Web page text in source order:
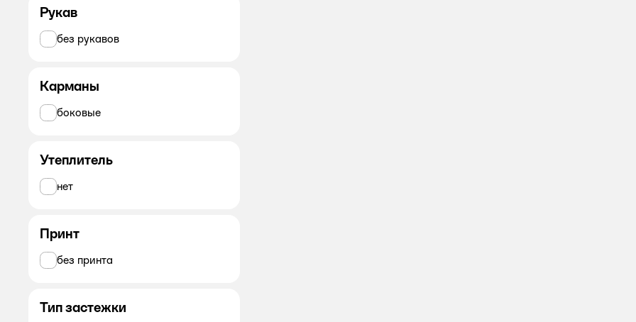
Рукав
без рукавов
Карманы
боковые
Утеплитель
нет
Принт
без принта
Тип застежки